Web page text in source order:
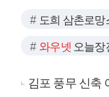
도희 삼촌로망
와우넷 오늘장
김포 풍무 신축